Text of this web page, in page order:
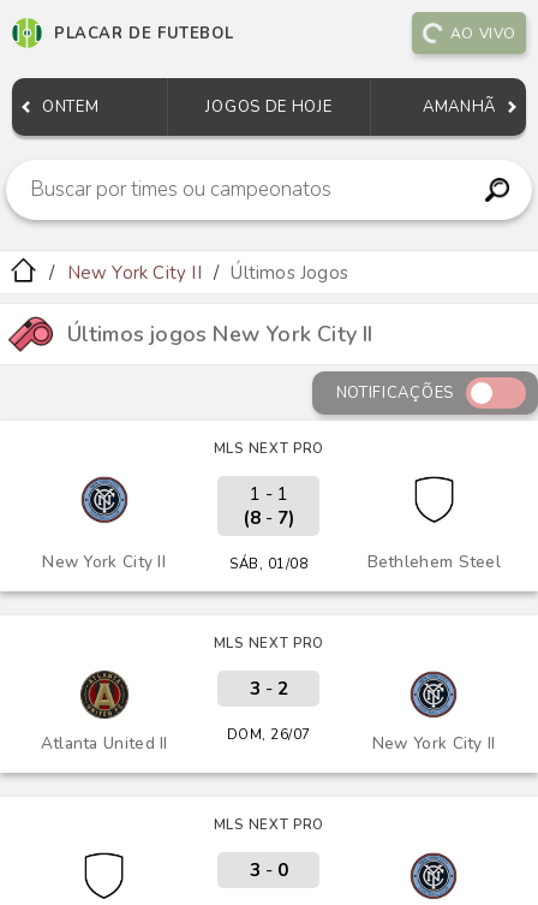
PLACAR DE FUTEBOL AO VIVO
ONTEM JOGOS DE HOJE AMANHÃ
New York City II Últimos Jogos
Últimos jogos New York City II
NOTIFICAÇÕES
MLS NEXT PRO
New York City II Bethlehem Steel
1 - 1
(8- 7)
SÁB, 01/08
MLS NEXT PRO
Atlanta United II New York City II
3 - 2
DOM, 26/07
MLS NEXT PRO
3 - 0